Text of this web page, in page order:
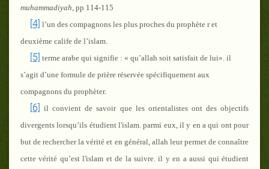
muhammadiyah, pp 114-115
[4] l’un des compagnons les plus proches du prophète ret
deuxième calife de l’islam.
[5] terme arabe qui signifie : « qu’allah soit satisfait de lui». il
s’agit d’une formule de prière réservée spécifiquement aux
compagnons du prophèter.
[6] il convient de savoir que les orientalistes ont des objectifs
divergents lorsqu’ils étudient l'islam. parmi eux, il y en a qui ont pour
but de rechercher la vérité et en général, allah leur permet de connaître
cette vérité qu’est l'islam et de la suivre. il y en a aussi qui étudient